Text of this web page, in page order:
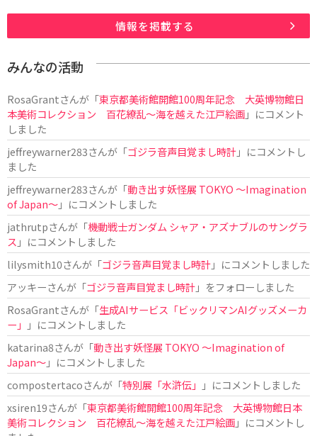
情報を掲載する
みんなの活動
RosaGrantさんが「東京都美術館開館100周年記念 大英博物館日
本美術コレクション 百花繚乱～海を越えた江戸絵画」にコメント
しました
jeffreywarner283さんが「ゴジラ音声目覚まし時計」にコメントし
ました
jeffreywarner283さんが「動き出す妖怪展 TOKYO 〜Imagination
of Japan〜」にコメントしました
jathrutpさんが「機動戦士ガンダム シャア・アズナブルのサングラ
ス 」にコメントしました
lilysmith10さんが「ゴジラ音声目覚まし時計」にコメントしました
アッキーさんが「ゴジラ音声目覚まし時計」をフォローしました
RosaGrantさんが「生成AIサービス「ビックリマンAIグッズメーカ
ー」
」にコメントしました
katarina8さんが「動き出す妖怪展 TOKYO 〜Imagination of
Japan〜」にコメントしました
compostertacoさんが「特別展「水滸伝」
」にコメントしました
xsiren19さんが「東京都美術館開館100周年記念 大英博物館日本
美術コレクション 百花繚乱～海を越えた江戸絵画」にコメントし